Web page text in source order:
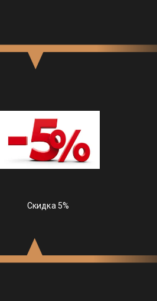
— залетай в наш квиз.
ЧАЯ –